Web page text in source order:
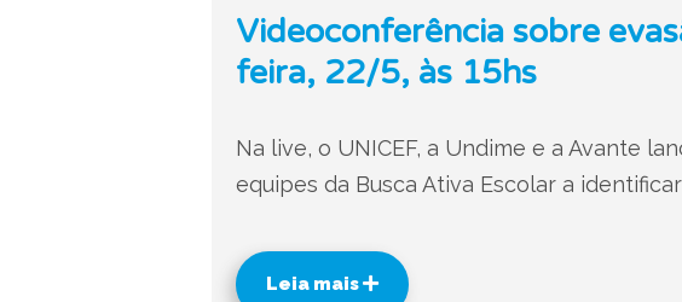
Videoconferência sobre
feira, 22/5, às 15hs
Na live, o UNICEF, a Undime e a Avante
equipes da Busca Ativa Escolar a
Leia mais